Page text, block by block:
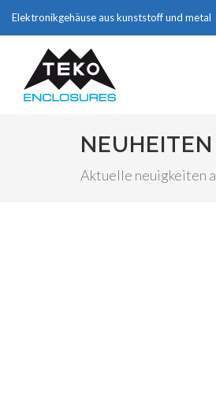
Elektronikgehäuse aus kunststoff und metal
NEUHEITEN
Aktuelle neuigkeiten